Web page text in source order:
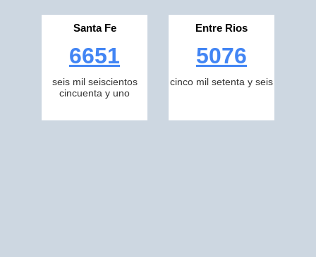
Santa Fe
6651
seis mil seiscientos
cincuenta y uno
Entre Rios
5076
cinco mil setenta y seis